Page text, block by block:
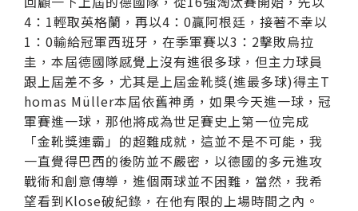
4：1輕取英格蘭，再以4：0贏阿根廷，接著不幸以
1：0輸給冠軍西班牙，在季軍賽以3：2擊敗烏拉
圭，本屆德國隊感覺上沒有進很多球，但主力球員
跟上屆差不多，尤其是上屆金靴獎(進最多球)得主T
homas Müller本屆依舊神勇，如果今天進一球，冠
軍賽進一球，那他將成為世足賽史上第一位完成
「金靴獎連霸」的超難成就，這並不是不可能，我
一直覺得巴西的後防並不嚴密，以德國的多元進攻
戰術和創意傳導，進個兩球並不困難，當然，我希
望看到Klose破紀錄，在他有限的上場時間之內。